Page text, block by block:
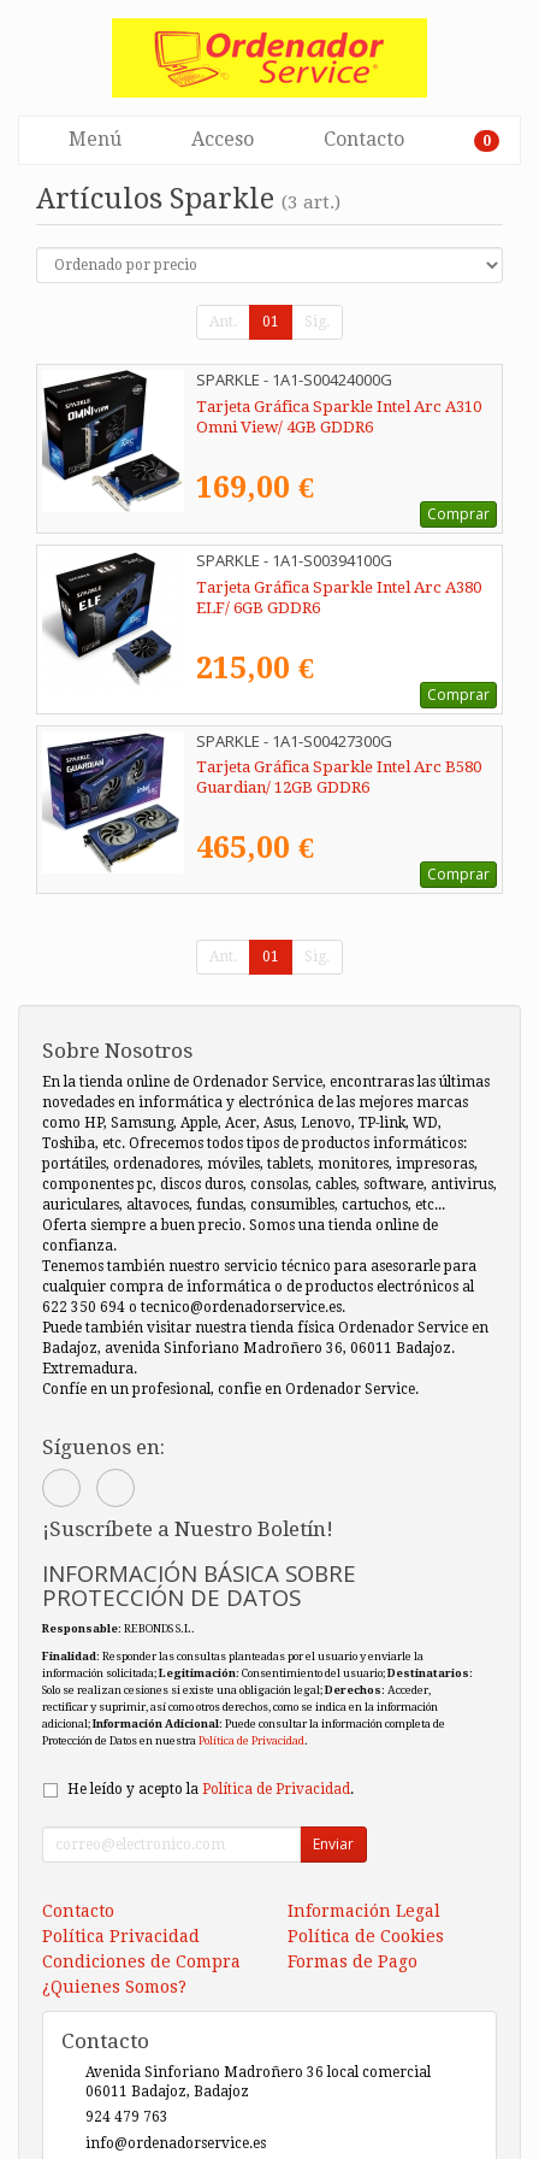
Menú Acceso Contacto 0
Artículos Sparkle (3 art.)
Ant. 01 Sig.
SPARKLE - 1A1-S00424000G
Tarjeta Gráfica Sparkle Intel Arc A310
Omni View/ 4GB GDDR6
169,00 €
Comprar
SPARKLE - 1A1-S00394100G
Tarjeta Gráfica Sparkle Intel Arc A380
ELF/ 6GB GDDR6
215,00 €
Comprar
SPARKLE - 1A1-S00427300G
Tarjeta Gráfica Sparkle Intel Arc B580
Guardian/ 12GB GDDR6
465,00 €
Comprar
Ant. 01 Sig.
Sobre Nosotros
En la tienda online de Ordenador Service, encontraras las últimas
novedades en informática y electrónica de las mejores marcas
como HP, Samsung, Apple, Acer, Asus, Lenovo, TP-link, WD,
Toshiba, etc. Ofrecemos todos tipos de productos informáticos:
portátiles, ordenadores, móviles, tablets, monitores, impresoras,
componentes pc, discos duros, consolas, cables, software, antivirus,
auriculares, altavoces, fundas, consumibles, cartuchos, etc...
Oferta siempre a buen precio. Somos una tienda online de
confianza.
Tenemos también nuestro servicio técnico para asesorarle para
cualquier compra de informática o de productos electrónicos al
622 350 694 o tecnico@ordenadorservice.es.
Puede también visitar nuestra tienda física Ordenador Service en
Badajoz, avenida Sinforiano Madroñero 36, 06011 Badajoz.
Extremadura.
Confíe en un profesional, confie en Ordenador Service.
Síguenos en:
¡Suscríbete a Nuestro Boletín!
INFORMACIÓN BÁSICA SOBRE
PROTECCIÓN DE DATOS
Responsable: REBONDS S.L.
Finalidad: Responder las consultas planteadas por el usuario y enviarle la
información solicitada;Legitimación: Consentimiento del usuario;Destinatarios:
Solo se realizan cesiones si existe una obligación legal;Derechos: Acceder,
rectificar y suprimir, así como otros derechos, como se indica en la información
adicional;Información Adicional: Puede consultar la información completa de
Protección de Datos en nuestraPolítica de Privacidad.
He leído y acepto la Política de Privacidad.
Enviar
Contacto
Información Legal
Política Privacidad
Política de Cookies
Condiciones de Compra
Formas de Pago
¿Quienes Somos?
Contacto
Avenida Sinforiano Madroñero 36 local comercial
06011 Badajoz, Badajoz
924 479 763
info@ordenadorservice.es